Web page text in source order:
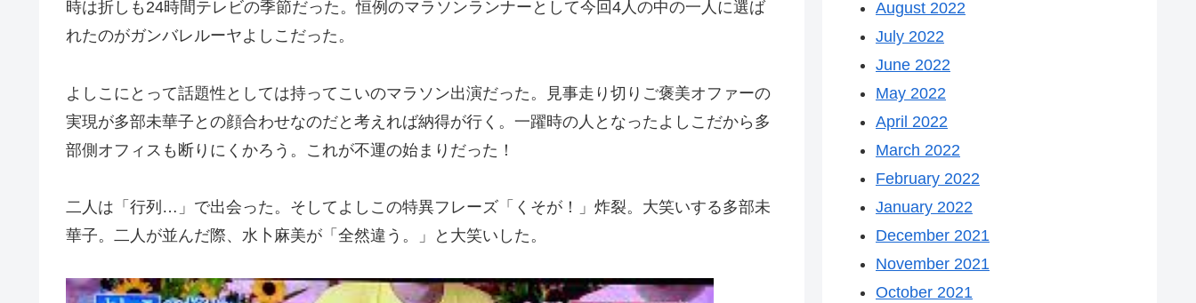
時は折しも24時間テレビの季節だった。恒例のマラソンランナーとして今回4人の中の一人に選ば
れたのがガンバレルーヤよしこだった。
よしこにとって話題性としては持ってこいのマラソン出演だった。見事走り切りご褒美オファーの
実現が多部未華子との顔合わせなのだと考えれば納得が行く。一躍時の人となったよしこだから多
部側オフィスも断りにくかろう。これが不運の始まりだった！
二人は「行列…」で出会った。そしてよしこの特異フレーズ「くそが！」炸裂。大笑いする多部未
華子。二人が並んだ際、水卜麻美が「全然違う。」と大笑いした。
August 2022
July 2022
June 2022
May 2022
April 2022
March 2022
February 2022
January 2022
December 2021
November 2021
October 2021